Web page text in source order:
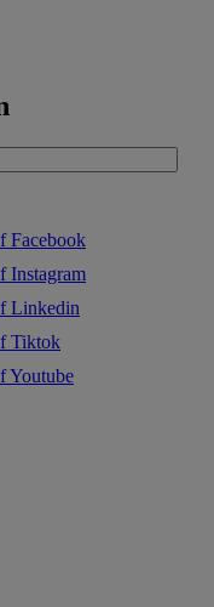
Facebook
Instagram
Linkedin
Tiktok
Youtube